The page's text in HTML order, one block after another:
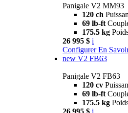
Panigale V2 MM93
120 ch
69 lb-ft
175.5 kg
26 995 $ i
Configurer En
new V2 FB63
Panigale V2 FB63
120 cv
69 lb-ft
175.5 kg
26 995 $ i